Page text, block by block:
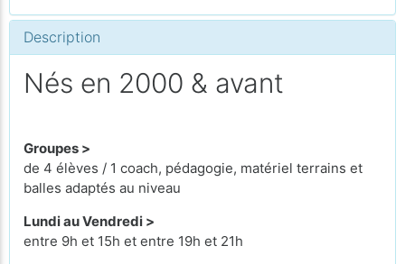
Description
Nés en 2000 & avant
Groupes >
de 4 élèves / 1 coach, pédagogie, matériel terrains et
balles adaptés au niveau
Lundi au Vendredi >
entre 9h et 15h et entre 19h et 21h